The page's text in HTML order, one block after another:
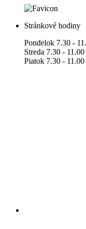
Stránkové hodiny
Pondelok 7.30 -
Streda 7.30 -
Piatok 7.30 - 11.00